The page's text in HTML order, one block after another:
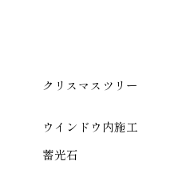
クリスマスツリー
ウインドウ内施工
蓄光石